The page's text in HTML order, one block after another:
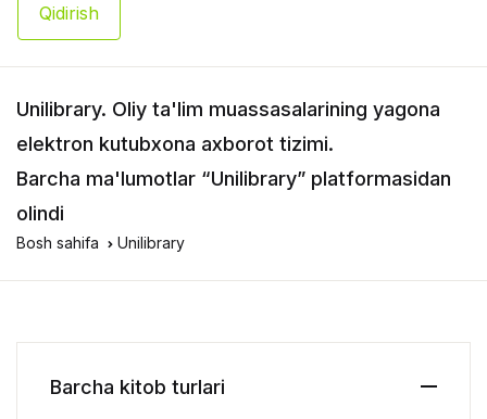
Qidirish
Unilibrary. Oliy ta'lim muassasalarining yagona
elektron kutubxona axborot tizimi.
Barcha ma'lumotlar “Unilibrary” platformasidan
olindi
Bosh sahifa Unilibrary
Barcha kitob turlari